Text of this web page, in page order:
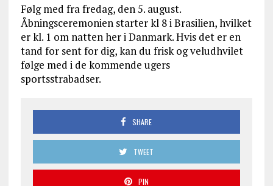
Følg med fra fredag, den 5. august.
Åbningsceremonien starter kl 8 i Brasilien, hvilket
er kl. 1 om natten her i Danmark. Hvis det er en
tand for sent for dig, kan du frisk og veludhvilet
følge med i de kommende ugers
sportsstrabadser.
SHARE
TWEET
PIN